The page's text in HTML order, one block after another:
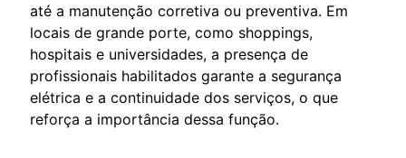
até a manutenção corretiva ou preventiva. Em
locais de grande porte, como shoppings,
hospitais e universidades, a presença de
profissionais habilitados garante a segurança
elétrica e a continuidade dos serviços, o que
reforça a importância dessa função.